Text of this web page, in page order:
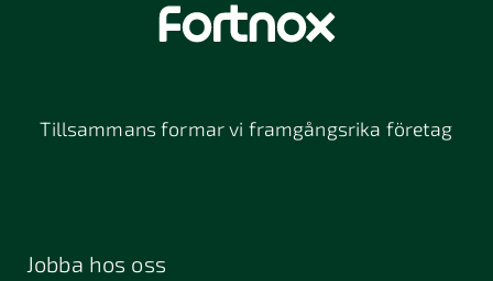
Tillsammans formar vi framgångsrika företag
Jobba hos oss